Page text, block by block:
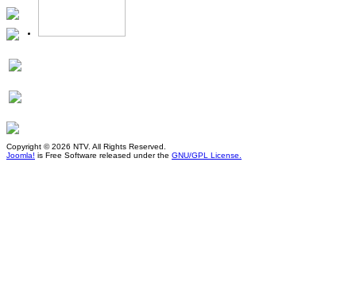
Copyright © 2026 NTV. All Rights Reserved.
Joomla! is Free Software released under the GNU/GPL License.